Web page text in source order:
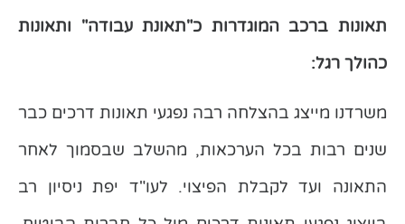
תאונות ברכב המוגדרות כ"תאונת עבודה" ותאונות
כהולך רגל:
משרדנו מייצג בהצלחה רבה נפגעי תאונות דרכים כבר
שנים רבות בכל הערכאות, מהשלב שבסמוך לאחר
התאונה ועד לקבלת הפיצוי. לעו"ד יפת ניסיון רב